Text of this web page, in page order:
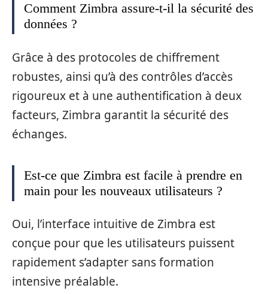
Comment Zimbra assure-t-il la sécurité des
données ?
Grâce à des protocoles de chiffrement
robustes, ainsi qu’à des contrôles d’accès
rigoureux et à une authentification à deux
facteurs, Zimbra garantit la sécurité des
échanges.
Est-ce que Zimbra est facile à prendre en
main pour les nouveaux utilisateurs ?
Oui, l’interface intuitive de Zimbra est
conçue pour que les utilisateurs puissent
rapidement s’adapter sans formation
intensive préalable.